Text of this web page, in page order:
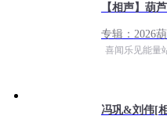
【相声】葫
专辑： 2026
潮齐飞丨免费
喜闻乐见能量
冯巩&刘伟[